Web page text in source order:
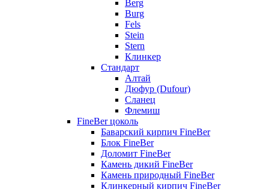
Berg
Burg
Fels
Stein
Stern
Клинкер
Стандарт
Алтай
Дюфур (Dufour)
Сланец
Флемиш
FineBer цоколь
Баварский кирпич FineBer
Блок FineBer
Доломит FineBer
Камень дикий FineBer
Камень природный FineBer
Клинкерный кирпич FineBer